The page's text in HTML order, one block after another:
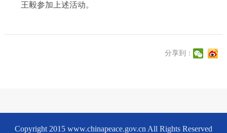
王毅参加上述活动。
分享到：
Copyright 2015 www.chinapeace.gov.cn All Rights Reserved